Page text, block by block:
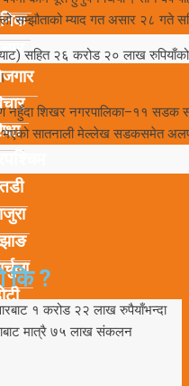
सम्झौताको म्याद गत असार २८ गते
सहित २६ करोड २० लाख
।
नहुँदा शिखर नगरपालिका–११
भएको सातनाली मेल्लेख सडकसमेत
कि ?